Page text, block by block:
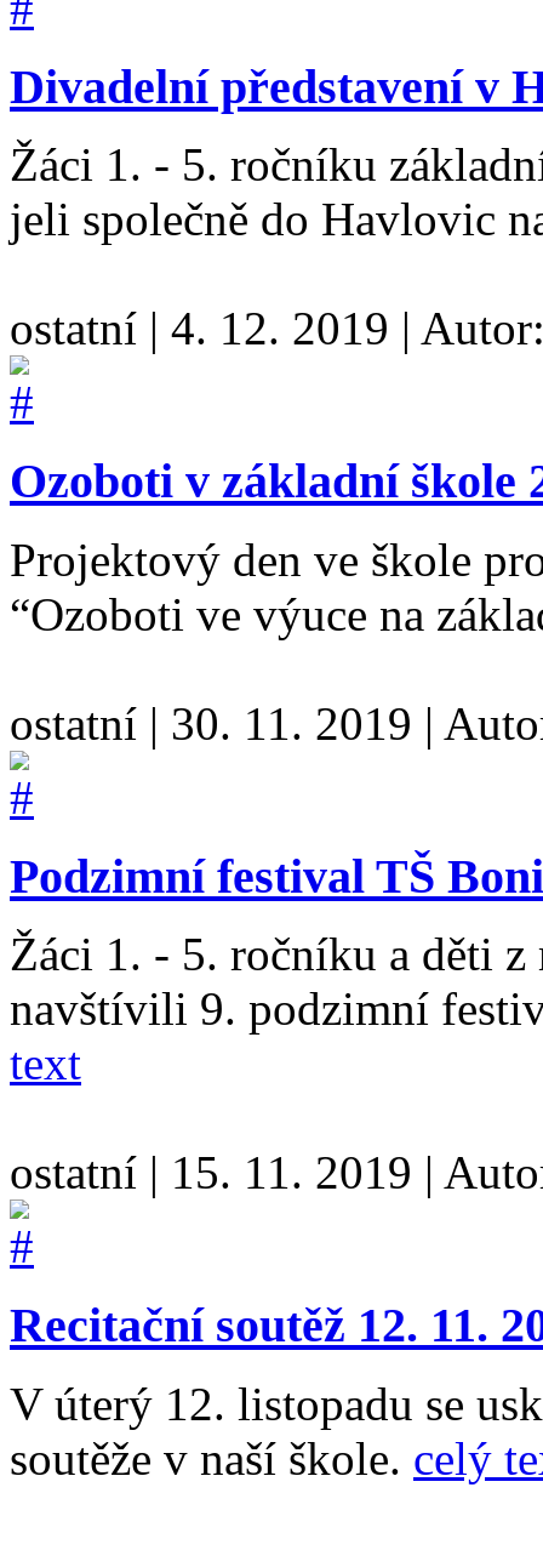
Divadelní představení v
Žáci 1. - 5. ročníku
jeli společně do Havlovic
ostatní | 4. 12. 2019 |
Ozoboti v základní škole
Projektový den ve škole
“Ozoboti ve výuce na
ostatní | 30. 11. 2019 |
Podzimní festival TŠ
Žáci 1. - 5. ročníku a děti z
navštívili 9. podzimní
text
ostatní | 15. 11. 2019 |
Recitační soutěž 12. 11.
V úterý 12. listopadu se
soutěže v naší škole. celý